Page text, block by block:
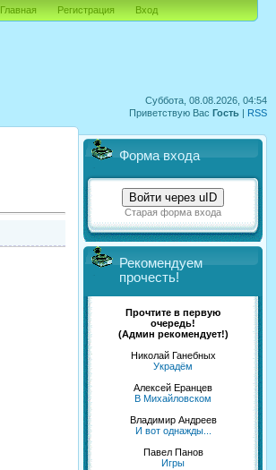
Суббота, 08.08.2026, 04:54
Приветствую Вас Гость | RSS
Главная Регистрация Вход
Форма входа
Войти через uID
Старая форма входа
Рекомендуем
прочесть!
Прочтите в первую
очередь!
(Админ рекомендует!)
Николай Ганебных
Украдём
Алексей Еранцев
В Михайловском
Владимир Андреев
И вот однажды...
Павел Панов
Игры